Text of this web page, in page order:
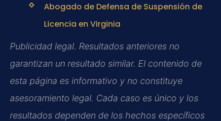
Abogado de Defensa de Suspensión de
Licencia en Virginia
Publicidad legal. Resultados anteriores no
garantizan un resultado similar. El contenido de
esta página es informativo y no constituye
asesoramiento legal. Cada caso es único y los
resultados dependen de los hechos específicos